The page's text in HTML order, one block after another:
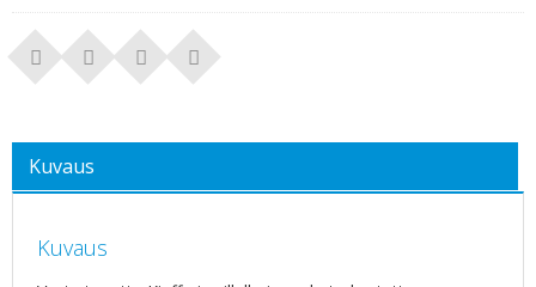
Kuvaus
Kuvaus